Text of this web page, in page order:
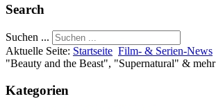
Search
Suchen ...
Aktuelle Seite: Startseite Film- & Serien-News
"Beauty and the Beast", "Supernatural" & mehr
Kategorien